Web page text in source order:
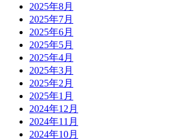
2025年8月
2025年7月
2025年6月
2025年5月
2025年4月
2025年3月
2025年2月
2025年1月
2024年12月
2024年11月
2024年10月